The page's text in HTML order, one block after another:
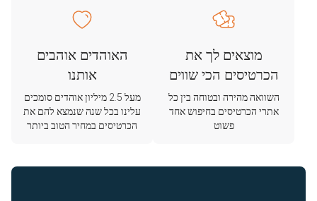
מוצאים לך את
הכרטיסים הכי שווים
השוואה מהירה ובטוחה בין כל
אתרי הכרטיסים בחיפוש אחד
פשוט
האוהדים אוהבים
אותנו
מעל 2.5 מיליון אוהדים סומכים
עלינו בכל שנה שנמצא להם את
הכרטיסים במחיר הטוב ביותר